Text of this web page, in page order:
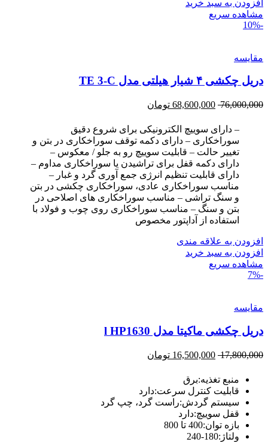
افزودن به سبد خرید
مشاهده سریع
-10%
مقایسه
دریل چکشی ۴ شیار هیلتی مدل TE 3-C
76,000,000
68,600,000 تومان
– دارای سوییچ الکترونیکی برای شروع دقیق
سوراخکاری – دارای دکمه توقف سوراخکاری در بتن و
تغییر حالت – قابلیت سوییچ رو به جلو / معکوس –
دارای دکمه قفل برای تراشیدن یا سوراخکاری مداوم –
دارای قابلیت تنظیم انرژی جمع آوری گرد و غبار –
مناسب سوراخکاری عادی، سوراخکاری چکشی در بتن
و سنگ تراشی – مناسب سوراخکاری های اصلاحی در
بتن و سنگ – مناسب سوراخکاری روی چوب و فولاد با
استفاده از آداپتور مخصوص
افزودن به علاقه مندی
افزودن به سبد خرید
مشاهده سریع
-7%
مقایسه
دریل چکشی ماکیتا مدل l HP1630
17,800,000
16,500,000 تومان
منبع تغذیه:برق
قابلیت کنترل سرعت:دارد
سیستم گردش:راست گرد، چپ گرد
قفل سوییچ:دارد
بازه توان:400 تا 800
ولتاژ:180-240